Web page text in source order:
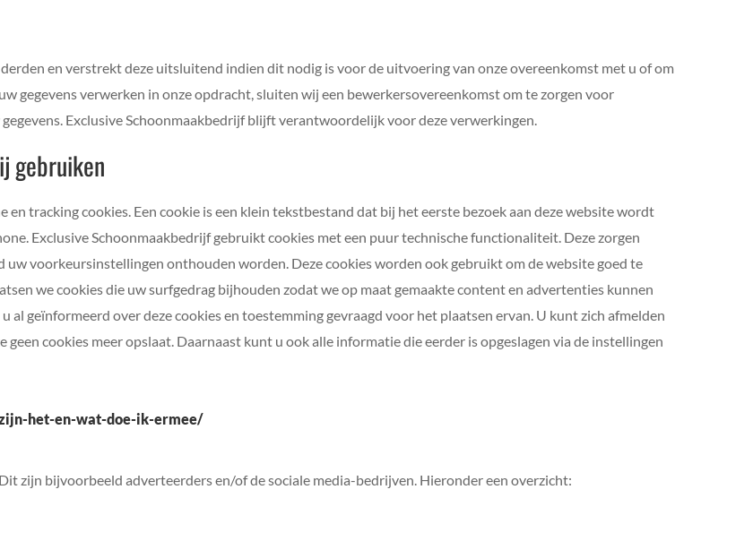
en verstrekt deze uitsluitend indien dit nodig is voor de uitvoering van onze overeenkomst met u of om
gegevens verwerken in onze opdracht, sluiten wij een bewerkersovereenkomst om te zorgen voor
Exclusive Schoonmaakbedrijf blijft verantwoordelijk voor deze verwerkingen.
gebruiken
tracking cookies. Een cookie is een klein tekstbestand dat bij het eerste bezoek aan deze website wordt
Exclusive Schoonmaakbedrijf gebruikt cookies met een puur technische functionaliteit. Deze zorgen
voorkeursinstellingen onthouden worden. Deze cookies worden ook gebruikt om de website goed te
we cookies die uw surfgedrag bijhouden zodat we op maat gemaakte content en advertenties kunnen
al geïnformeerd over deze cookies en toestemming gevraagd voor het plaatsen ervan. U kunt zich afmelden
cookies meer opslaat. Daarnaast kunt u ook alle informatie die eerder is opgeslagen via de instellingen
het-en-wat-doe-ik-ermee/
zijn bijvoorbeeld adverteerders en/of de sociale media-bedrijven. Hieronder een overzicht: